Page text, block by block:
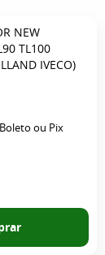
NEW
TL100
IVECO)
ou Pix